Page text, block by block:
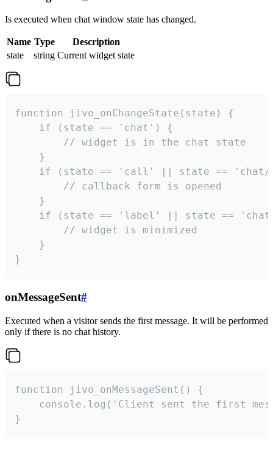
Is executed when chat window state has changed.
Name Type
Description
state
string Current widget state
function jivo_onChangeState(state) {
    if (state == 'chat') {
        // widget is in the chat state
    }
if (state == 'call' || state ==
        // callback form is opened
    }
if (state == 'label' || state ==
        // widget is minimized
    }
}
onMessageSent#
Executed when a visitor sends the first message. It will be performed
only if there is no chat history.
function jivo_onMessageSent() {
console.log('Client sent the first
}